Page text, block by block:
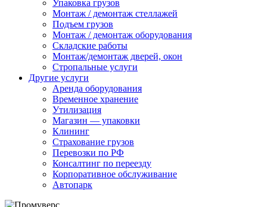
Упаковка грузов
Монтаж / демонтаж стеллажей
Подъем грузов
Монтаж / демонтаж оборудования
Складские работы
Монтаж/демонтаж дверей, окон
Стропальные услуги
Другие услуги
Аренда оборудования
Временное хранение
Утилизация
Магазин — упаковки
Клининг
Страхование грузов
Перевозки по РФ
Консалтинг по переезду
Корпоративное обслуживание
Автопарк